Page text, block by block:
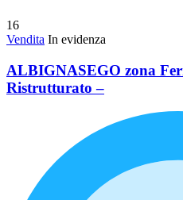
16
Vendita In evidenza
ALBIGNASEGO zona
Ristrutturato –